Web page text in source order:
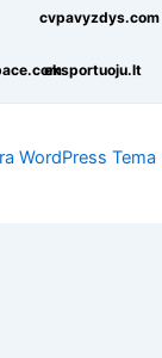
cvpavyzdys.com
eksportuoju.lt
WordPress Tema